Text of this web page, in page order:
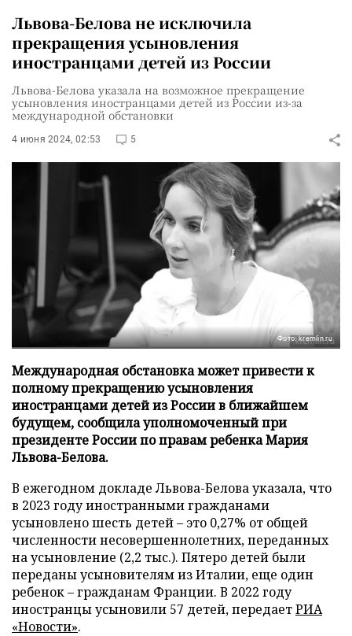
Львова-Белова не исключила
прекращения усыновления
иностранцами детей из России
Львова-Белова указала на возможное прекращение
усыновления иностранцами детей из России из-за
международной обстановки
4 июня 2024, 02:53 5
Фото: kremlin.ru
Международная обстановка может привести к
полному прекращению усыновления
иностранцами детей из России в ближайшем
будущем, сообщила уполномоченный при
президенте России по правам ребенка Мария
Львова-Белова.
В ежегодном докладе Львова-Белова указала, что
в 2023 году иностранными гражданами
усыновлено шесть детей – это 0,27% от общей
численности несовершеннолетних, переданных
на усыновление (2,2 тыс.). Пятеро детей были
переданы усыновителям из Италии, еще один
ребенок – гражданам Франции. В 2022 году
иностранцы усыновили 57 детей, передаетРИА
«Новости».